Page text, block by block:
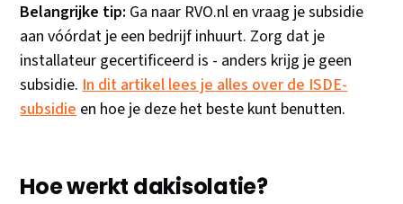
Belangrijke tip: Ga naar RVO.nl en vraag je subsidie
aan vóórdat je een bedrijf inhuurt. Zorg dat je
installateur gecertificeerd is - anders krijg je geen
subsidie.In dit artikel lees je alles over de ISDE-
subsidieen hoe je deze het beste kunt benutten.
Hoe werkt dakisolatie?